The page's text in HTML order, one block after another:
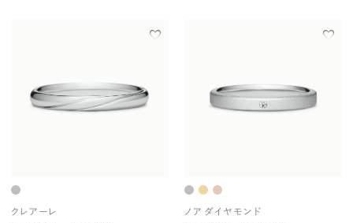
クレアーレ
ノア ダイヤモンド